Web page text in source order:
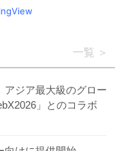
一覧
アジア最大級のグロー
」とのコラボ